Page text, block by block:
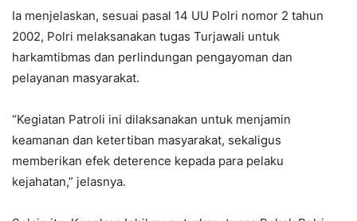
Ia menjelaskan, sesuai pasal 14 UU Polri nomor 2 tahun
2002, Polri melaksanakan tugas Turjawali untuk
harkamtibmas dan perlindungan pengayoman dan
pelayanan masyarakat.
“Kegiatan Patroli ini dilaksanakan untuk menjamin
keamanan dan ketertiban masyarakat, sekaligus
memberikan efek deterence kepada para pelaku
kejahatan,” jelasnya.